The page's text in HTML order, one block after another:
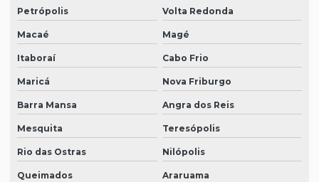
Petrópolis Volta Redonda
Macaé Magé
Itaboraí Cabo Frio
Maricá Nova Friburgo
Barra Mansa Angra dos Reis
Mesquita Teresópolis
Rio das Ostras Nilópolis
Queimados Araruama